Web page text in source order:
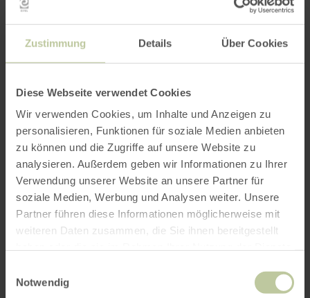
Zustimmung Details Über Cookies
Diese Webseite verwendet Cookies
Wir verwenden Cookies, um Inhalte und Anzeigen zu
personalisieren, Funktionen für soziale Medien anbieten
zu können und die Zugriffe auf unsere Website zu
analysieren. Außerdem geben wir Informationen zu Ihrer
Verwendung unserer Website an unsere Partner für
soziale Medien, Werbung und Analysen weiter. Unsere
Partner führen diese Informationen möglicherweise mit
weiteren Daten zusammen, die Sie ihnen bereitgestellt
Notwendig